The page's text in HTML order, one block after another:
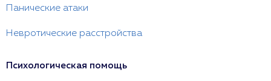
Панические атаки
Невротические расстройства
Психологическая помощь